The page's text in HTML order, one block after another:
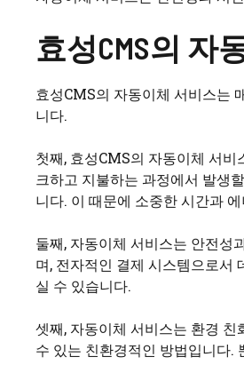
효성CMS의 자
효성CMS의 자동이체 서비스는
니다.
첫째, 효성CMS의 자동이체 서
크하고 지불하는 과정에서 발생
니다. 이 때문에 소중한 시간과
둘째, 자동이체 서비스는 안전성
며, 전자적인 결제 시스템으로서
실 수 있습니다.
셋째, 자동이체 서비스는 환경
수 있는 친환경적인 방법입니다.